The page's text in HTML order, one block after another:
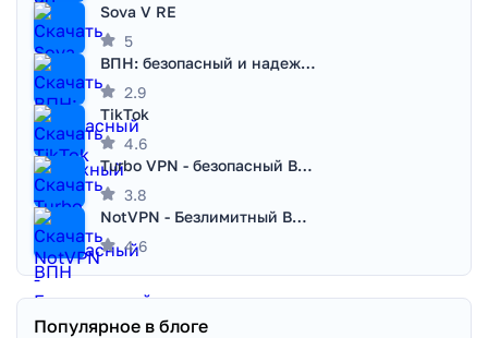
Sova V RE
5
ВПН: безопасный и надежный VPN
2.9
TikTok
4.6
Turbo VPN - безопасный ВПН
3.8
NotVPN - Безлимитный ВПН | VPN
4.6
Популярное в блоге